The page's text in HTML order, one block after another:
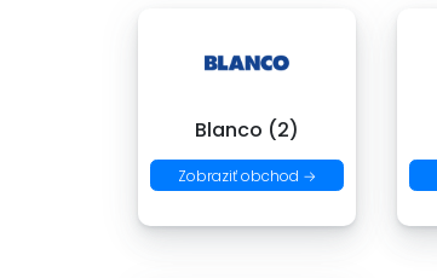
Blanco (2)
Zobraziť obchod →